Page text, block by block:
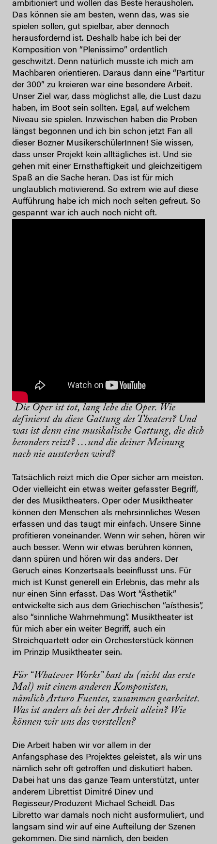
ambitioniert und wollen das Beste herausholen.
Das können sie am besten, wenn das, was sie
spielen sollen, gut spielbar, aber dennoch
herausfordernd ist. Deshalb habe ich bei der
Komposition von “Plenissimo” ordentlich
geschwitzt. Denn natürlich musste ich mich am
Machbaren orientieren. Daraus dann eine “Partitur
der 300” zu kreieren war eine besondere Arbeit.
Unser Ziel war, dass möglichst alle, die Lust dazu
haben, im Boot sein sollten. Egal, auf welchem
Niveau sie spielen. Inzwischen haben die Proben
längst begonnen und ich bin schon jetzt Fan all
dieser Bozner MusikerschülerInnen! Sie wissen,
dass unser Projekt kein alltägliches ist. Und sie
gehen mit einer Ernsthaftigkeit und gleichzeitigem
Spaß an die Sache heran. Das ist für mich
unglaublich motivierend. So extrem wie auf diese
Aufführung habe ich mich noch selten gefreut. So
gespannt war ich auch noch nicht oft.
Die Oper ist tot, lang lebe die Oper. Wie
definierst du diese Gattung des Theaters? Und
was ist denn eine musikalische Gattung, die dich
besonders reizt? …und die deiner Meinung
nach nie aussterben wird?
Tatsächlich reizt mich die Oper sicher am meisten.
Oder vielleicht ein etwas weiter gefasster Begriff,
der des Musiktheaters. Oper oder Musiktheater
können den Menschen als mehrsinnliches Wesen
erfassen und das taugt mir einfach. Unsere Sinne
profitieren voneinander. Wenn wir sehen, hören wir
auch besser. Wenn wir etwas berühren können,
dann spüren und hören wir das anders. Der
Geruch eines Konzertsaals beeinflusst uns. Für
mich ist Kunst generell ein Erlebnis, das mehr als
nur einen Sinn erfasst. Das Wort “Ästhetik”
entwickelte sich aus dem Griechischen “aísthesis”,
also “sinnliche Wahrnehmung”. Musiktheater ist
für mich aber ein weiter Begriff, auch ein
Streichquartett oder ein Orchesterstück können
im Prinzip Musiktheater sein.
Für “Whatever Works” hast du (nicht das erste
Mal) mit einem anderen Komponisten,
nämlich Arturo Fuentes, zusammen gearbeitet.
Was ist anders als bei der Arbeit allein? Wie
können wir uns das vorstellen?
Die Arbeit haben wir vor allem in der
Anfangsphase des Projektes geleistet, als wir uns
nämlich sehr oft getroffen und diskutiert haben.
Dabei hat uns das ganze Team unterstützt, unter
anderem Librettist Dimitré Dinev und
Regisseur/Produzent Michael Scheidl. Das
Libretto war damals noch nicht ausformuliert, und
langsam sind wir auf eine Aufteilung der Szenen
gekommen. Die sind nämlich, den beiden